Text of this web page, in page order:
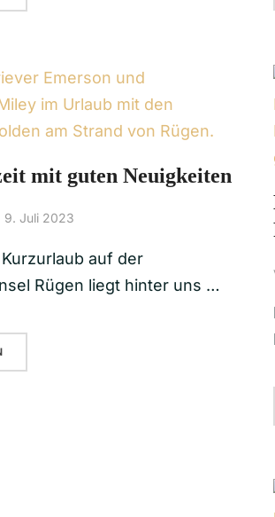
mit guten Neuigkeiten
9. Juli 2023
auf der
Rügen liegt hinter uns …